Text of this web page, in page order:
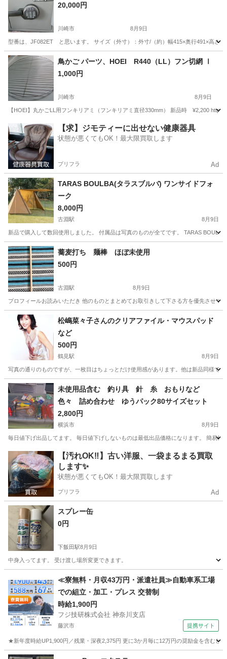
20,000円
川崎市 8月9日
型番は、JF082ET と思います。 サイズ（外寸）：外寸/（約）幅415×奥行491×高
神奈川 川崎市 鳥かご パーツ、HOEI R440（LL）フン切網 Ⅰ
1,000円
川崎市 8月9日
【HOEI】丸かごLL用フンキリアミ（フンキリアミ直径330mm） 新品時 ¥2,200
神奈川 川崎市 その他 神奈川 横浜市 その他 鳥かご
【求】ジモティーに出せない健康器具
状態が悪くてもOK！最大限買取します
プリフラ Ad
TARAS BOULBA(タラスブルバ) ワンサイドフォ
ーク
8,000円
古淵駅 8月9日
新品で購入して数回使用しました。 付属品は写真のものが全てです。 TARAS
神奈川 相模原市 古淵駅 その他
蕎麦打ち 麺棒 ほぼ未使用
500円
古淵駅 8月9日
プロフィールお読みいただき 他のものとまとめてお取引きして下さる方を優先させて
神奈川 相模原市 古淵駅 その他
松嶋菜々子さんのクリアファイル・マウスパッド
など
500円
鶴見駅 8月9日
写真の通りのものですが、一枚目はちょっとだけ使用感があります。他は新品同様で
神奈川 横浜市 鶴見駅 その他
未使用品含む 釣り具 針 糸 おもりなど
色々 詰め合わせ ゆうパック80サイズセット
2,800円
横浜市 8月9日
毎日値下げ出品してます。 毎日値下げしないものは最低出品価格になります。 簡易
神奈川 横浜市 その他
【汚れOK‼️】古い洋服、一袋まるまる買取
します✨
状態が悪くてもOK！最大限買取します
プリフラ Ad
スプレー缶
0円
下飯田駅8月9日
中身入ってます。 受け渡し場所変更できます。
下飯田駅 その他
≪寮無料・月収43万円・派遣社員≫自動車系工場
での組立・加工・プレス 交替制
時給1,900円
フジ技研株式会社 神奈川支店
藤沢市 提携サイト
★新年度時給UP1,900円／残業・深夜2,375円 更に3か月毎に12万円の奨励金を含む
神奈川 藤沢市